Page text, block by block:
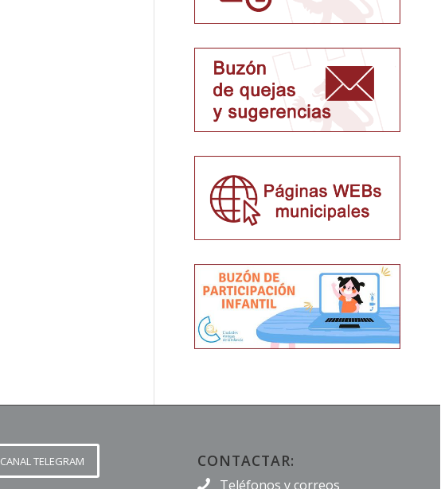
CANAL TELEGRAM CONTACTAR:
Teléfonos y correos